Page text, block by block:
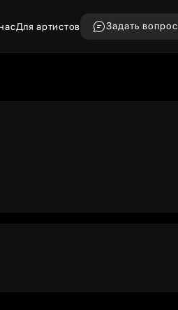
Для артистов Задать вопрос